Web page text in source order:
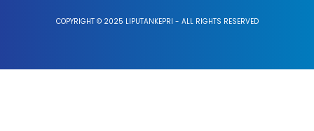
COPYRIGHT © 2025 LIPUTANKEPRI - ALL RIGHTS RESERVED